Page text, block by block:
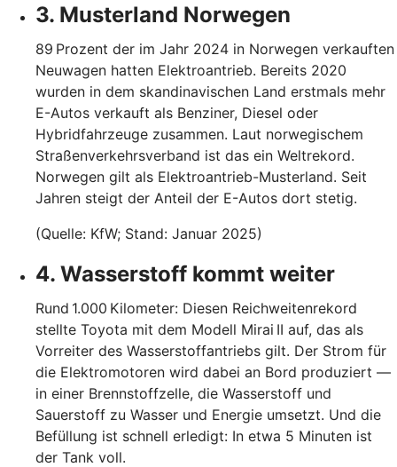
3. Musterland Norwegen
89 Prozent der im Jahr 2024 in Norwegen verkauften
Neuwagen hatten Elektroantrieb. Bereits 2020
wurden in dem skandinavischen Land erstmals mehr
E-Autos verkauft als Benziner, Diesel oder
Hybridfahrzeuge zusammen. Laut norwegischem
Straßenverkehrsverband ist das ein Weltrekord.
Norwegen gilt als Elektroantrieb-Musterland. Seit
Jahren steigt der Anteil der E-Autos dort stetig.
(Quelle: KfW; Stand: Januar 2025)
4. Wasserstoff kommt weiter
Rund 1.000 Kilometer: Diesen Reichweitenrekord
stellte Toyota mit dem Modell Mirai II auf, das als
Vorreiter des Wasserstoffantriebs gilt. Der Strom für
die Elektromotoren wird dabei an Bord produziert —
in einer Brennstoffzelle, die Wasserstoff und
Sauerstoff zu Wasser und Energie umsetzt. Und die
Befüllung ist schnell erledigt: In etwa 5 Minuten ist
der Tank voll.